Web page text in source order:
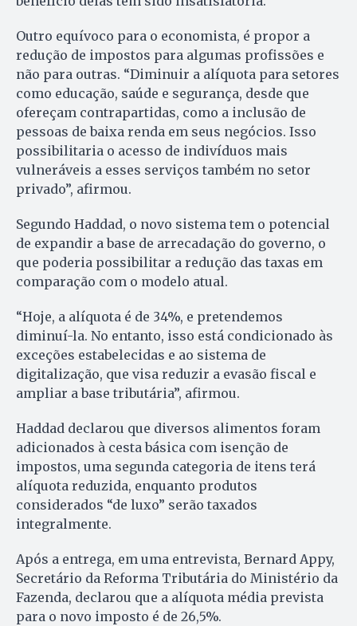
Outro equívoco para o economista, é propor a
redução de impostos para algumas profissões e
não para outras. “Diminuir a alíquota para setores
como educação, saúde e segurança, desde que
ofereçam contrapartidas, como a inclusão de
pessoas de baixa renda em seus negócios. Isso
possibilitaria o acesso de indivíduos mais
vulneráveis a esses serviços também no setor
privado”, afirmou.
Segundo Haddad, o novo sistema tem o potencial
de expandir a base de arrecadação do governo, o
que poderia possibilitar a redução das taxas em
comparação com o modelo atual.
“Hoje, a alíquota é de 34%, e pretendemos
diminuí-la. No entanto, isso está condicionado às
exceções estabelecidas e ao sistema de
digitalização, que visa reduzir a evasão fiscal e
ampliar a base tributária”, afirmou.
Haddad declarou que diversos alimentos foram
adicionados à cesta básica com isenção de
impostos, uma segunda categoria de itens terá
alíquota reduzida, enquanto produtos
considerados “de luxo” serão taxados
integralmente.
Após a entrega, em uma entrevista, Bernard Appy,
Secretário da Reforma Tributária do Ministério da
Fazenda, declarou que a alíquota média prevista
para o novo imposto é de 26,5%.